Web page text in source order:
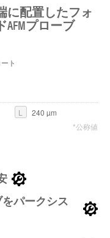
に配置したフォ
プローブ
ト
L
240 µm
*公称値
パークシス